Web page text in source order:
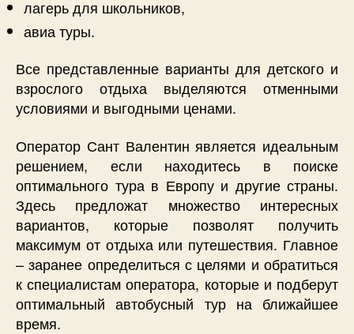
лагерь для школьников,
авиа туры.
Все представленные варианты для детского и
взрослого отдыха выделяются отменными
условиями и выгодными ценами.
Оператор Сант Валентин является идеальным
решением, если находитесь в поиске
оптимального тура в Европу и другие страны.
Здесь предложат множество интересных
вариантов, которые позволят получить
максимум от отдыха или путешествия. Главное
– заранее определиться с целями и обратиться
к специалистам оператора, которые и подберут
оптимальный автобусный тур на ближайшее
время.